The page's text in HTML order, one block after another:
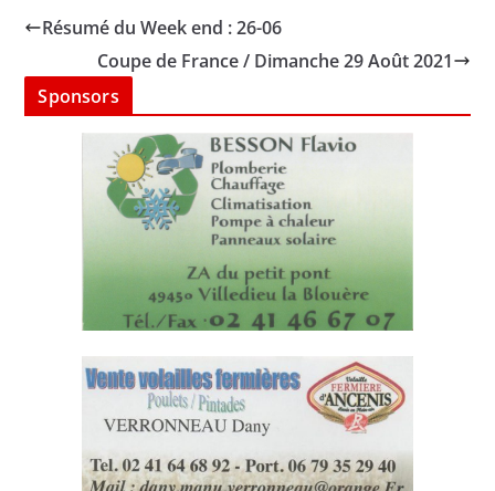
Résumé du Week end : 26-06
Coupe de France / Dimanche 29 Août 2021
Sponsors